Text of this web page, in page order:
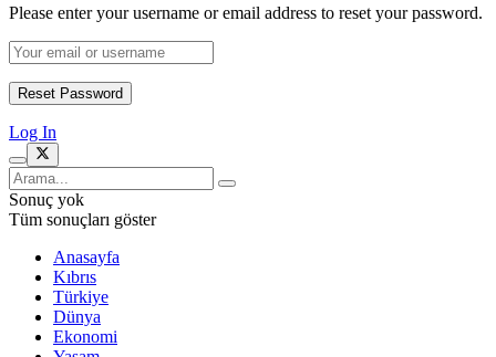
Please enter your username or email address to reset your password.
Log In
Sonuç yok
Tüm sonuçları göster
Anasayfa
Kıbrıs
Türkiye
Dünya
Ekonomi